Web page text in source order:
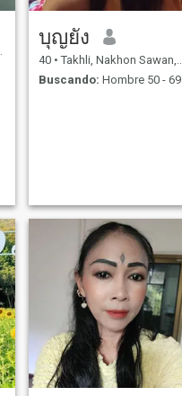
บุญยัง
40 • Takhli, Nakhon Sawan, Tailandia
Buscando: Hombre 50 - 69